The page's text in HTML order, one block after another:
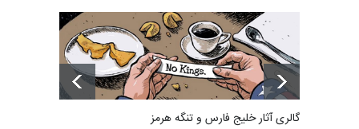
گالری آثار خلیج فارس و تنگه هرمز